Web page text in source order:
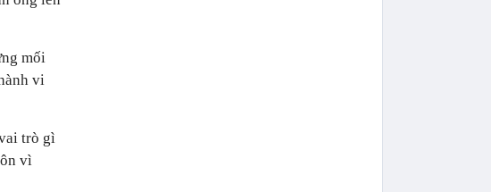
mối
vi
trò gì
vì